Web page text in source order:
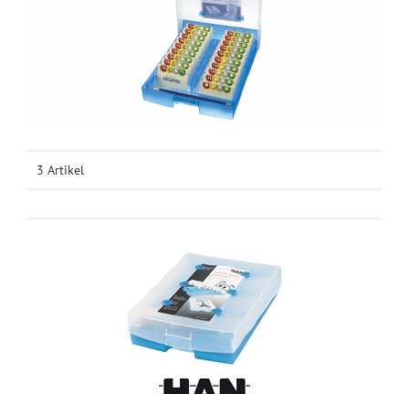
3 Artikel